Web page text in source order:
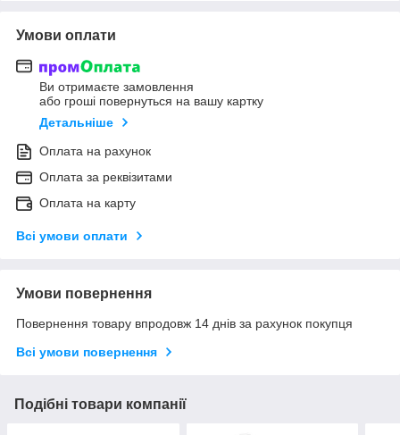
Умови оплати
Ви отримаєте замовлення
або гроші повернуться на вашу картку
Детальніше
Оплата на рахунок
Оплата за реквізитами
Оплата на карту
Всі умови оплати
Умови повернення
Повернення товару впродовж 14 днів за рахунок покупця
Всі умови повернення
Подібні товари компанії